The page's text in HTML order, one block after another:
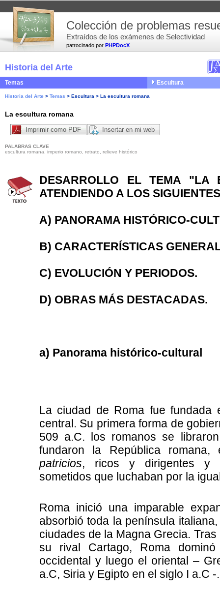
patrocinado por PHPDocX
Colección de problemas
Extraídos de los exámenes de Selectividad
Historia del Arte
Temas Escultura
Historia del Arte > Temas > Escultura > La escultura romana
La escultura romana
Imprimir como PDF Insertar en mi web
PALABRAS CLAVE
escultura romana, imperio romano, retrato, relieve histórico
DESARROLLO EL TEMA "LA
ATENDIENDO A LOS
A) PANORAMA HISTÓRICO-
B) CARACTERÍSTICAS
C) EVOLUCIÓN Y PERIODOS.
D) OBRAS MÁS DESTACADAS.
a) Panorama histórico-cultural
La ciudad de Roma fue
central. Su primera forma de
509 a.C. los romanos se
fundaron la República
patricios, ricos y dirigentes
sometidos que luchaban por la
Roma inició una imparable
absorbió toda la península
ciudades de la Magna Grecia.
su rival Cartago, Roma
occidental y luego el oriental –
a.C, Siria y Egipto en el siglo I a.C -.